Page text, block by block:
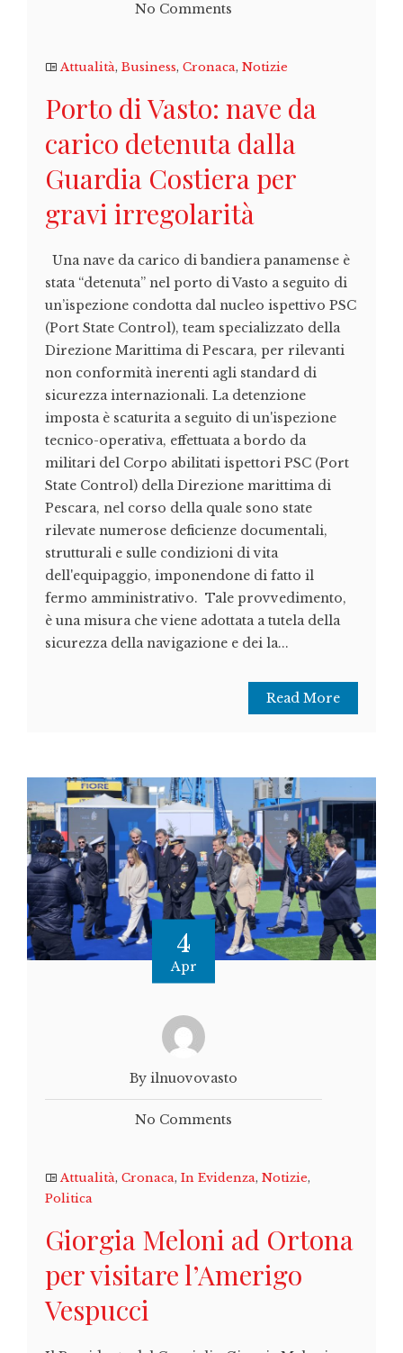
No Comments
Attualità, Business, Cronaca, Notizie
Porto di Vasto: nave da
carico detenuta dalla
Guardia Costiera per
gravi irregolarità
Una nave da carico di bandiera panamense è
stata “detenuta” nel porto di Vasto a seguito di
un’ispezione condotta dal nucleo ispettivo PSC
(Port State Control), team specializzato della
Direzione Marittima di Pescara, per rilevanti
non conformità inerenti agli standard di
sicurezza internazionali. La detenzione
imposta è scaturita a seguito di un'ispezione
tecnico-operativa, effettuata a bordo da
militari del Corpo abilitati ispettori PSC (Port
State Control) della Direzione marittima di
Pescara, nel corso della quale sono state
rilevate numerose deficienze documentali,
strutturali e sulle condizioni di vita
dell'equipaggio, imponendone di fatto il
fermo amministrativo. Tale provvedimento,
è una misura che viene adottata a tutela della
sicurezza della navigazione e dei la...
Read More
4
Apr
By ilnuovovasto
No Comments
Attualità, Cronaca, In Evidenza, Notizie,
Politica
Giorgia Meloni ad Ortona
per visitare l’Amerigo
Vespucci